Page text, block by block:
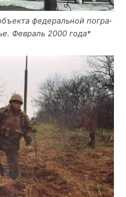
феде­раль­ной погра­
Фев­раль 2000 года*